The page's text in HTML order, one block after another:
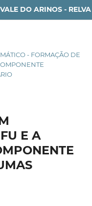
DO ARINOS - RELVA
- FORMAÇÃO DE
E A